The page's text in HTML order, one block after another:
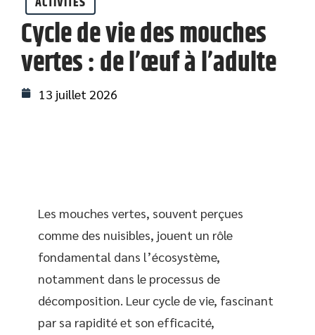
Cycle de vie des mouches
vertes : de l’œuf à l’adulte
13 juillet 2026
Les mouches vertes, souvent perçues
comme des nuisibles, jouent un rôle
fondamental dans l’écosystème,
notamment dans le processus de
décomposition. Leur cycle de vie, fascinant
par sa rapidité et son efficacité,